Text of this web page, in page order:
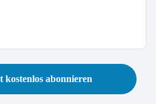
kostenlos abonnieren